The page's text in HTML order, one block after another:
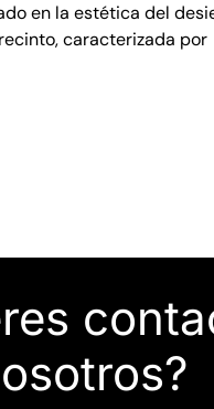
en la estética del
caracterizada por